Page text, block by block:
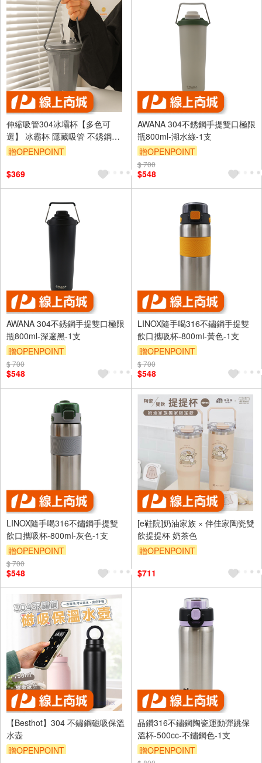
伸縮吸管304冰壩杯【多色可
選】 冰霸杯 隱藏吸管 不銹鋼杯
手提漸層304冰壩杯 保冰杯 手提
杯
贈OPENPOINT
$369
AWANA 304不銹鋼手提雙口極限
瓶800ml-湖水綠-1支
贈OPENPOINT
$ 700
$548
AWANA 304不銹鋼手提雙口極限
瓶800ml-深邃黑-1支
贈OPENPOINT
$ 700
$548
LINOX隨手喝316不鏽鋼手提雙
飲口攜吸杯-800ml-黃色-1支
贈OPENPOINT
$ 700
$548
LINOX隨手喝316不鏽鋼手提雙
飲口攜吸杯-800ml-灰色-1支
贈OPENPOINT
$ 700
$548
[e鞋院]奶油家族 × 伴佳家陶瓷雙
飲提提杯 奶茶色
贈OPENPOINT
$711
【Besthot】304 不鏽鋼磁吸保溫
水壺
贈OPENPOINT
晶鑽316不鏽鋼陶瓷運動彈跳保
溫杯-500cc-不鏽鋼色-1支
贈OPENPOINT